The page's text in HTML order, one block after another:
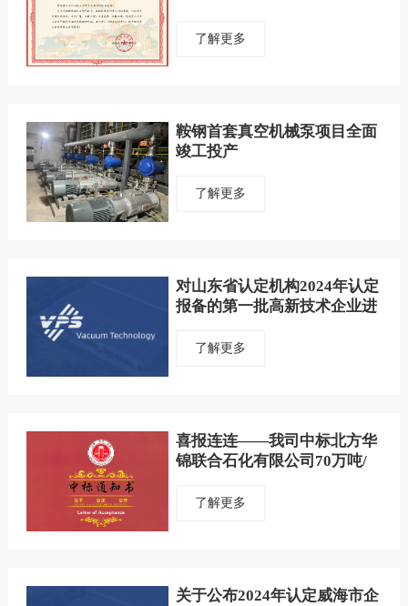
了解更多
鞍钢首套真空机械泵项目全面
竣工投产
了解更多
对山东省认定机构2024年认定
报备的第一批高新技术企业进
了解更多
喜报连连——我司中标北方华
锦联合石化有限公司70万吨/
统项目
了解更多
关于公布2024年认定威海市企